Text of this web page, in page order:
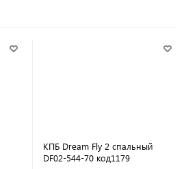
КПБ Dream Fly 2 спальный
DF02-544-70 код1179